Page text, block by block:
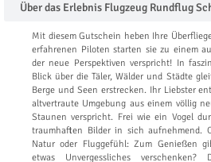
Über das Erlebnis Flugzeug Rundflug
Mit diesem Gutschein heben Ihre
erfahrenen Piloten starten sie zu einem
der neue Perspektiven verspricht! In
Blick über die Täler, Wälder und Städte
Berge und Seen erstrecken. Ihr Liebster
altvertraute Umgebung aus einem völlig
Staunen verspricht. Frei wie ein Vogel
traumhaften Bilder in sich aufnehmend.
Natur oder Fluggefühl: Zum Genießen
etwas Unvergessliches